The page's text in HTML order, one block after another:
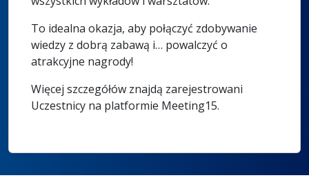
To idealna okazja, aby połączyć zdobywanie
wiedzy z dobrą zabawą i… powalczyć o
atrakcyjne nagrody!
Więcej szczegółów znajdą zarejestrowani
Uczestnicy na platformie Meeting15.